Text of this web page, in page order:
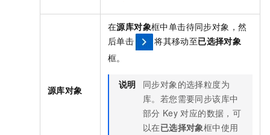
源库对象
在源库对象框中单击待同步对象，然
后单击
将其移动至已选择对象
框。
说明
同步对象的选择粒度为
库。若您需要同步该库中
部分 Key 对应的数据，可
以在已选择对象框中使用